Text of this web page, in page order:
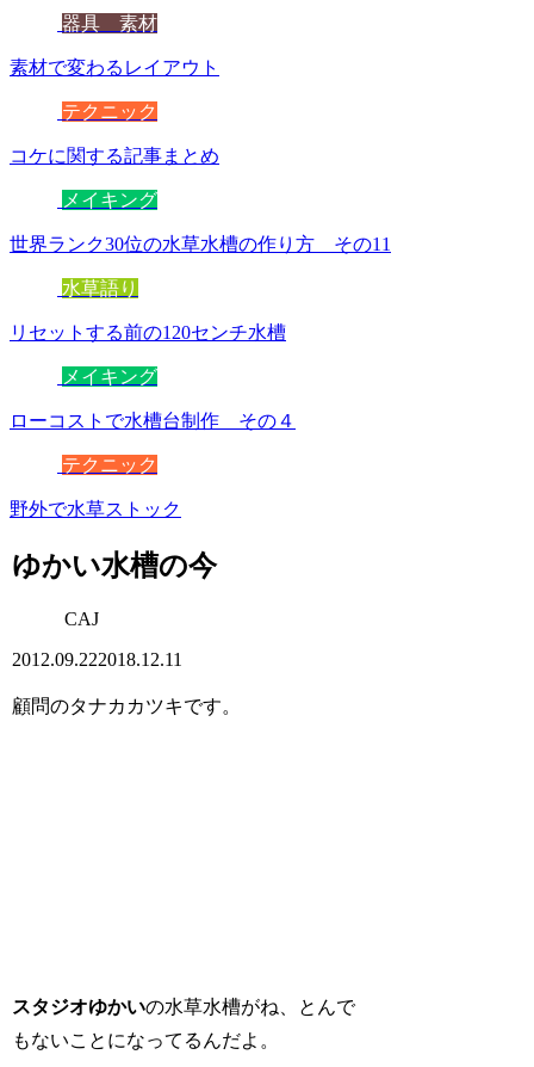
器具 素材
素材で変わるレイアウト
テクニック
コケに関する記事まとめ
メイキング
世界ランク30位の水草水槽の作り方 その11
水草語り
リセットする前の120センチ水槽
メイキング
ローコストで水槽台制作 その４
テクニック
野外で水草ストック
ゆかい水槽の今
CAJ
2012.09.222018.12.11
顧問のタナカカツキです。
スタジオゆかいの水草水槽がね、とんで
もないことになってるんだよ。